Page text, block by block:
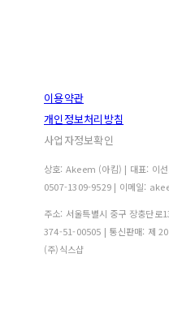
이용약관
개인정보처리방침
사업자정보확인
상호: Akeem (아킴) | 대표: 이
0507-1309-9529 | 이메일:
주소: 서울특별시 중구 장충단
374-51-00505 | 통신판매: 제
(주)식스샵